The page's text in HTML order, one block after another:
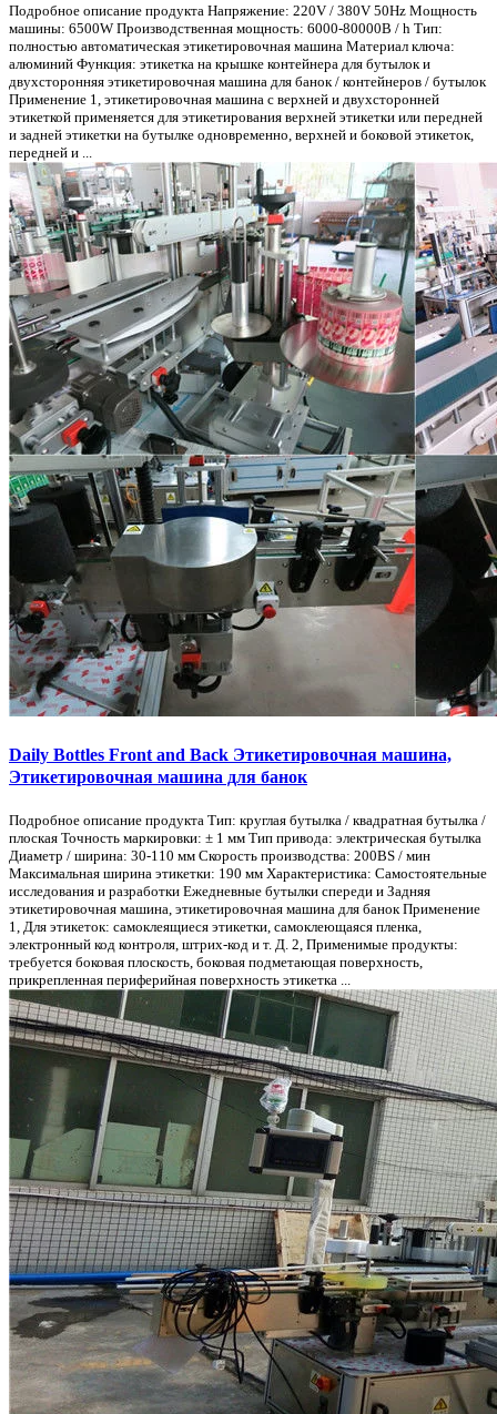
Подробное описание продукта Напряжение: 220V / 380V 50Hz Мощность
машины: 6500W Производственная мощность: 6000-80000B / h Тип:
полностью автоматическая этикетировочная машина Материал ключа:
алюминий Функция: этикетка на крышке контейнера для бутылок и
двухсторонняя этикетировочная машина для банок / контейнеров / бутылок
Применение 1, этикетировочная машина с верхней и двухсторонней
этикеткой применяется для этикетирования верхней этикетки или передней
и задней этикетки на бутылке одновременно, верхней и боковой этикеток,
передней и ...
Daily Bottles Front and Back Этикетировочная машина,
Этикетировочная машина для банок
Подробное описание продукта Тип: круглая бутылка / квадратная бутылка /
плоская Точность маркировки: ± 1 мм Тип привода: электрическая бутылка
Диаметр / ширина: 30-110 мм Скорость производства: 200BS / мин
Максимальная ширина этикетки: 190 мм Характеристика: Самостоятельные
исследования и разработки Ежедневные бутылки спереди и Задняя
этикетировочная машина, этикетировочная машина для банок Применение
1, Для этикеток: самоклеящиеся этикетки, самоклеющаяся пленка,
электронный код контроля, штрих-код и т. Д. 2, Применимые продукты:
требуется боковая плоскость, боковая подметающая поверхность,
прикрепленная периферийная поверхность этикетка ...